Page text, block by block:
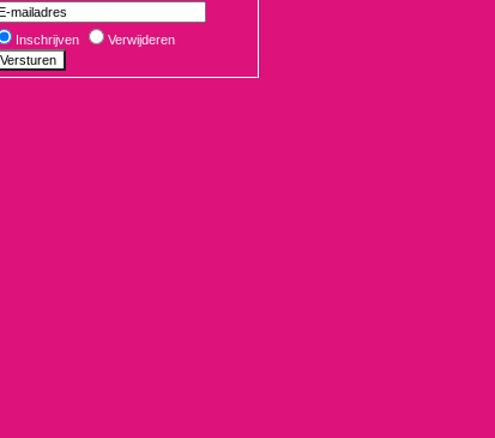
Inschrijven Verwijderen